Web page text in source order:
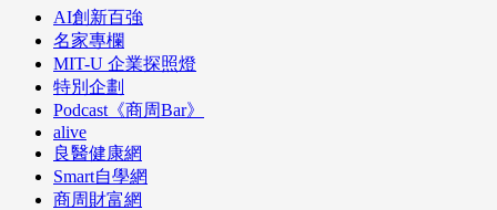
AI創新百強
名家專欄
MIT-U 企業探照燈
特別企劃
Podcast《商周Bar》
alive
良醫健康網
Smart自學網
商周財富網